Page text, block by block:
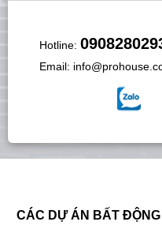
Hotline:
Email:
CÁC DỰ ÁN BẤT